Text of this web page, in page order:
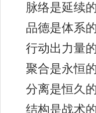
脉络是延续
品德是体系
行动出力量
聚合是永恒
分离是恒久
结构是战术